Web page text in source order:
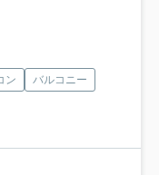
ン
バルコニー